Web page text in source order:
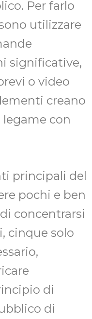
Per farlo
utilizzare
significative,
o video
creano
con
principali del
pochi e ben
concentrarsi
cinque solo
di
di